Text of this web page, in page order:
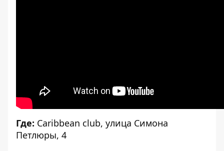
Где: Caribbean club, улица Симона
Петлюры, 4